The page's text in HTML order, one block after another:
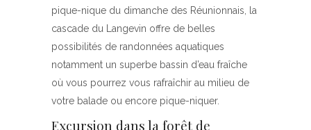
pique-nique du dimanche des Réunionnais, la
cascade du Langevin offre de belles
possibilités de randonnées aquatiques
notamment un superbe bassin d’eau fraîche
où vous pourrez vous rafraîchir au milieu de
votre balade ou encore pique-niquer.
Excursion dans la forêt de